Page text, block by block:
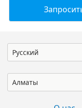
Русский
Алматы